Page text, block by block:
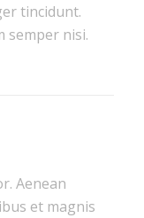
tincidunt.
semper nisi.
Aenean
et magnis